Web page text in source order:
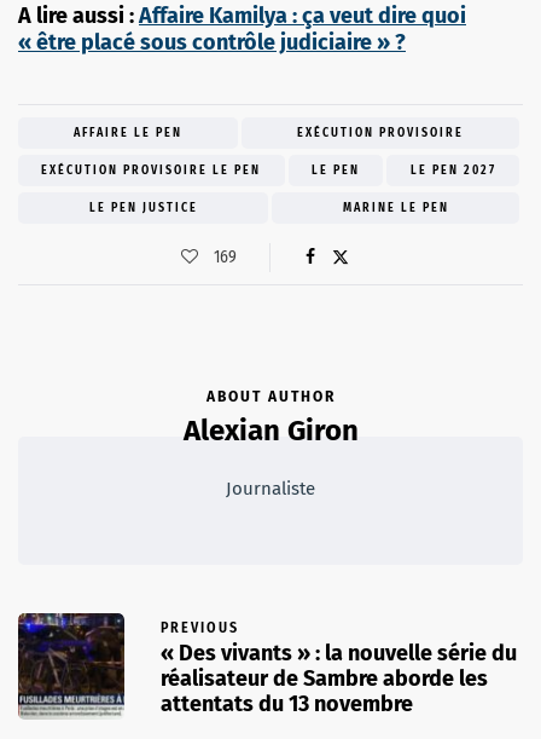
A lire aussi :Affaire Kamilya : ça veut dire quoi
« être placé sous contrôle judiciaire » ?
AFFAIRE LE PEN EXÉCUTION PROVISOIRE
EXÉCUTION PROVISOIRE LE PEN LE PEN LE PEN 2027
LE PEN JUSTICE MARINE LE PEN
169
ABOUT AUTHOR
Alexian Giron
Journaliste
PREVIOUS
« Des vivants » : la nouvelle série du
réalisateur de Sambre aborde les
attentats du 13 novembre